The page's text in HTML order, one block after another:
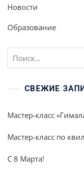
Новости
Образование
Найти:
СВЕЖИЕ
Мастер-класс
Мастер-класс по
С 8 Марта!